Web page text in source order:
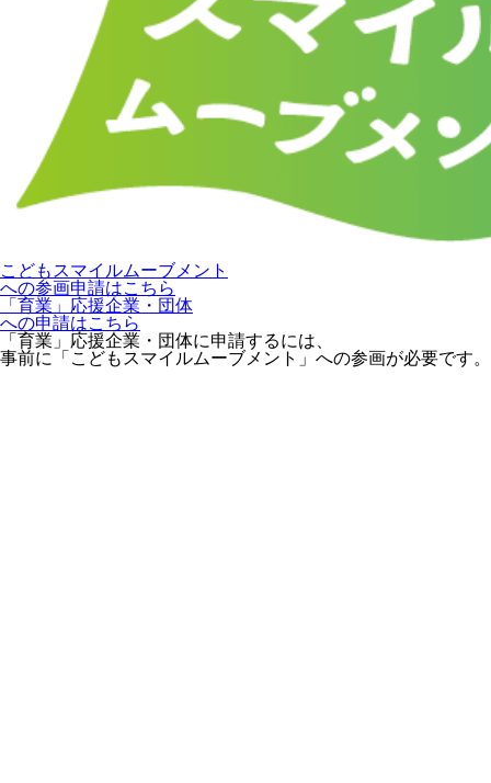
こどもスマイルムーブメント
への参画申請はこちら
「育業」応援企業・団体
への申請はこちら
「育業」応援企業・団体に申請するには、
事前に「こどもスマイルムーブメント」への参画が必要です。